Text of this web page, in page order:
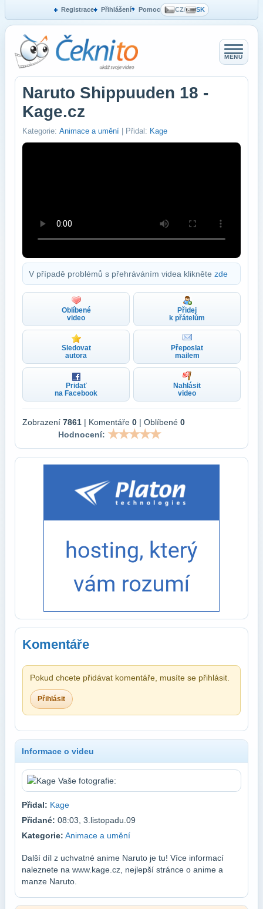
Registrace Přihlášení Pomoc CZ/ SK
MENU
Naruto Shippuuden 18 -
Kage.cz
Kategorie: Animace a umění | Přidal: Kage
V případě problémů s přehráváním videa klikněte zde
Oblíbené
video
Přidej
k přátelům
Sledovat
autora
Přeposlat
mailem
Pridať
na Facebook
Nahlásit
video
Zobrazení 7861 | Komentáře 0 | Oblíbené 0
Hodnocení:
Komentáře
Pokud chcete přidávat komentáře, musíte se přihlásit.
Přihlásit
Informace o videu
Přidal: Kage
Přidané: 08:03, 3.listopadu.09
Kategorie: Animace a umění
Další díl z uchvatné anime Naruto je tu! Více informací
naleznete na www.kage.cz, nejlepší stránce o anime a
manze Naruto.